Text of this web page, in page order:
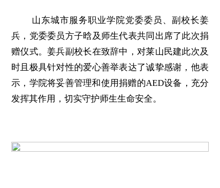
山东城市服务职业学院党委委员、副校长姜
兵，党委委员方子晗及师生代表共同出席了此次捐
赠仪式。姜兵副校长在致辞中，对莱山民建此次及
时且极具针对性的爱心善举表达了诚挚感谢，他表
示，学院将妥善管理和使用捐赠的AED设备，充分
发挥其作用，切实守护师生生命安全。